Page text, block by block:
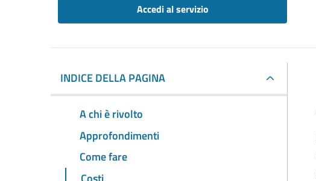
Accedi al servizio
INDICE DELLA PAGINA
A chi è rivolto
Approfondimenti
Come fare